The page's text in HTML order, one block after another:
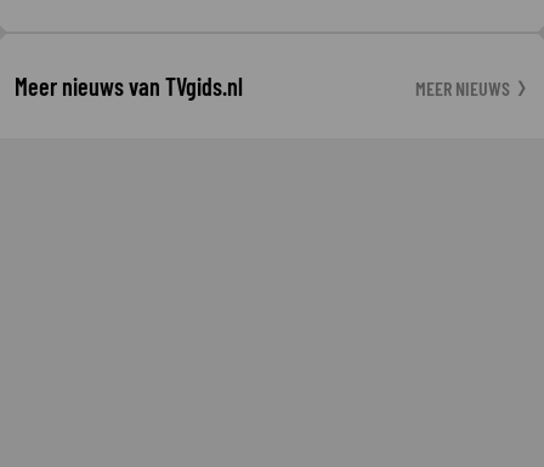
Meer nieuws van TVgids.nl MEER NIEUWS